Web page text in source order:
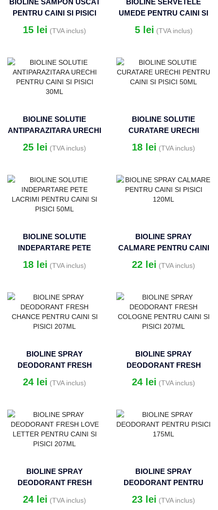
BIOLINE SAMPON USCAT
PENTRU CAINI SI PISICI
100G
15 lei (TVA inclus)
BIOLINE SERVETELE
UMEDE PENTRU CAINI SI
PISICI (PACHETx10BUC)
5 lei (TVA inclus)
BIOLINE SOLUTIE
ANTIPARAZITARA URECHI
PENTRU CAINI SI PISICI
30ML
25 lei (TVA inclus)
BIOLINE SOLUTIE
CURATARE URECHI
PENTRU CAINI SI PISICI
50ML
18 lei (TVA inclus)
BIOLINE SOLUTIE
INDEPARTARE PETE
LACRIMI PENTRU CAINI SI
PISICI 50ML
18 lei (TVA inclus)
BIOLINE SPRAY
CALMARE PENTRU CAINI
SI PISICI 120ML
22 lei (TVA inclus)
BIOLINE SPRAY
DEODORANT FRESH
CHANCE PENTRU CAINI SI
PISICI 207ML
24 lei (TVA inclus)
BIOLINE SPRAY
DEODORANT FRESH
COLOGNE PENTRU CAINI
SI PISICI 207ML
24 lei (TVA inclus)
BIOLINE SPRAY
DEODORANT FRESH
LOVE LETTER PENTRU
CAINI SI PISICI 207ML
24 lei (TVA inclus)
BIOLINE SPRAY
DEODORANT PENTRU
PISICI 175ML
23 lei (TVA inclus)